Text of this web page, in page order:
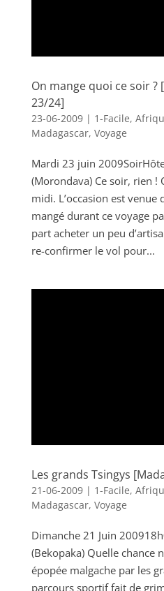
On mange quoi ce soir ?
23/24]
23-06-2009| 1-Facile,
Madagascar, Voyage
Mardi 23 juin
(Morondava) Ce soir, rien !
midi. L’occasion est venue
mangé durant ce voyage
part acheter un peu
re-confirmer le vol pour...
Les grands Tsingys
21-06-2009| 1-Facile,
Madagascar, Voyage
Dimanche 21 Juin
(Bekopaka) Quelle chance
épopée malgache par les
parcours sportif fait de